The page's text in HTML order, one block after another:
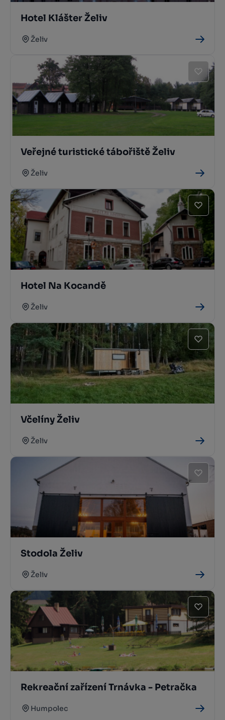
Hotel Klášter Želiv
Želiv
Veřejné turistické tábořiště Želiv
Želiv
Hotel Na Kocandě
Želiv
Včelíny Želiv
Želiv
Stodola Želiv
Želiv
Rekreační zařízení Trnávka - Petračka
Humpolec